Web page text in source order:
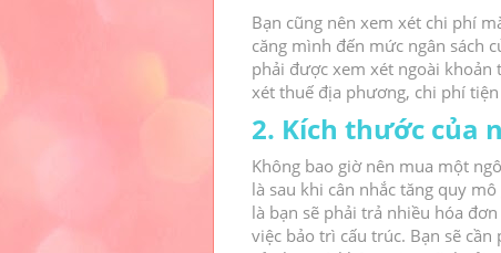
Bạn cũng nên xem xét chi phí
căng mình đến mức ngân sách
phải được xem xét ngoài khoản
xét thuế địa phương, chi phí
2. Kích thước của
Không bao giờ nên mua một
là sau khi cân nhắc tăng quy mô
là bạn sẽ phải trả nhiều hóa
việc bảo trì cấu trúc. Bạn sẽ